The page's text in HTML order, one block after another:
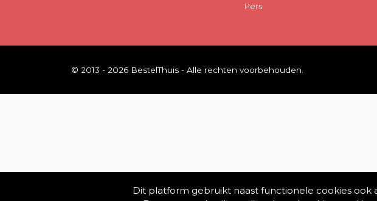
Pers
© 2013 - 2026 BestelThuis - Alle rechten voorbehouden.
Dit platform gebruikt naast functionele cookies